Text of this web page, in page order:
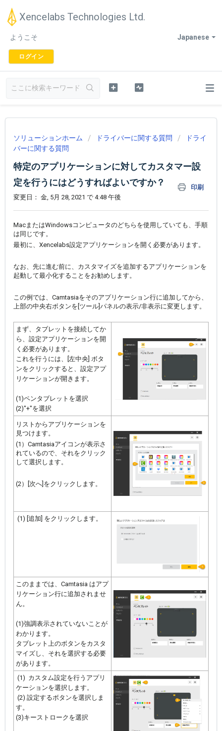
Xencelabs Technologies Ltd.
Japanese
ようこそ
ログイン
ソリューションホーム ドライバーに関する質問
ドライ
バーに関する質問
特定のアプリケーションに対してカスタマー設
定を行うにはどうすればよいですか？
印刷
変更日： 金, 5月 28, 2021 で 4:48 午後
MacまたはWindowsコンピュータのどちらを使用していても、手順
は同じです。
最初に、Xencelabs設定アプリケーションを開く必要があります。
なお、先に進む前に、カスタマイズを追加するアプリケーションを
起動して最小化することをお勧めします。
この例では、Camtasiaをそのアプリケーション行に追加してから、
上部の中央右ボタンを[ツール]パネルの表示/非表示に変更します。
まず、タブレットを接続してか
ら、設定アプリケーションを開
く必要があります。
これを行うには、[左中央] ボタ
ンをクリックすると、設定アプ
リケーションが開 きます。
(1)ペンタブレット を選択
(2)"+"を選択
リストからアプリケーションを
見つけます。
(1）Camtasiaアイコンが表示さ
れているので、それをクリック
して選択します。
(2）[次へ]をクリックします。
(1) [追加] をクリックします。
このままでは、Camtasia はアプ
リケーション行に追加されませ
ん。
(1)強調表示されていないことが
わかります。
タブレット上のボタンをカスタ
マイズし、それを選択する必要
があります。
(1) カスタム設定を行うアプリ
ケーションを選択します。
(2) 設定するボタンを選択 しま
す。
(3)キーストローク を選択